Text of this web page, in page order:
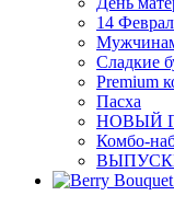
14
Сладкие
Premium
Пасха
НОВЫЙ
Комбо-